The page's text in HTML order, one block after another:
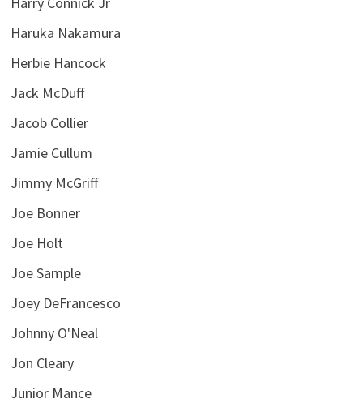
Haruka Nakamura
Herbie Hancock
Jack McDuff
Jacob Collier
Jamie Cullum
Jimmy McGriff
Joe Bonner
Joe Holt
Joe Sample
Joey DeFrancesco
Johnny O'Neal
Jon Cleary
Junior Mance